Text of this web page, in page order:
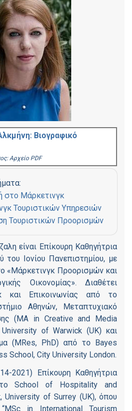
Βιογραφικό
Αρχείο PDF
στο Μάρκετινγκ
Τουριστικών Υπηρεσιών
Τουριστικών Προορισμών
είναι Επίκουρη Καθηγήτρια
του Ιονίου Πανεπιστημίου, με
«Μάρκετινγκ Προορισμών και
Οικονομίας». Διαθέτει
και Επικοινωνίας από το
Αθηνών, Μεταπτυχιακό
(ΜΑ in Creative and Media
of Warwick (UK) και
(MRes, PhD) από το Bayes
School, City University London.
2021) Επίκουρη Καθηγήτρια
School of Hospitality and
University of Surrey (UK), όπου
in International Tourism